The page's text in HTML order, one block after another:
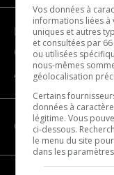
Become a partner
Contact us
About us
CATEGORIES
Vos données à
informations liées
uniques et autres
et consultées par
ou utilisées
nous-mêmes
géolocalisation
Certains
données à
légitime. Vous
ci-dessous.
le menu du site
dans les